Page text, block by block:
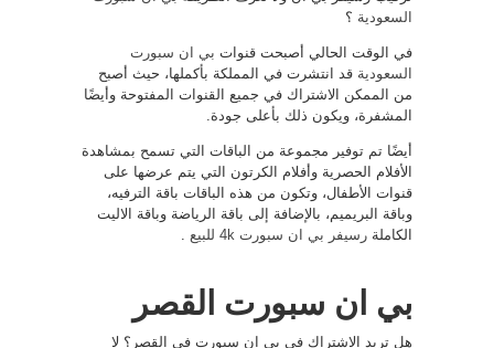
السعودية ؟
في الوقت الحالي أصبحت قنوات بي ان سبورت
السعودية قد انتشرت في المملكة بأكملها، حيث أصبح
من الممكن الاشتراك في جميع القنوات المفتوحة وأيضًا
المشفرة، ويكون ذلك بأعلى جودة.
أيضًا تم توفير مجموعة من الباقات التي تسمح بمشاهدة
الأفلام الحصرية وأفلام الكرتون التي يتم عرضها على
قنوات الأطفال، وتكون من هذه الباقات باقة الترفيه،
وباقة البريميم، بالإضافة إلى باقة الرياضة وباقة الاليت
الكاملة رسيفر بي ان سبورت 4k للبيع
بي ان سبورت القصر
هل تريد الاشتراك في بي ان سبورت في القصر؟ لا